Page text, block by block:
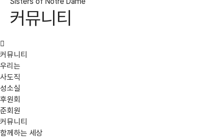
커뮤니티
커뮤니티
우리는
사도직
성소실
후원회
준회원
커뮤니티
함께하는 세상